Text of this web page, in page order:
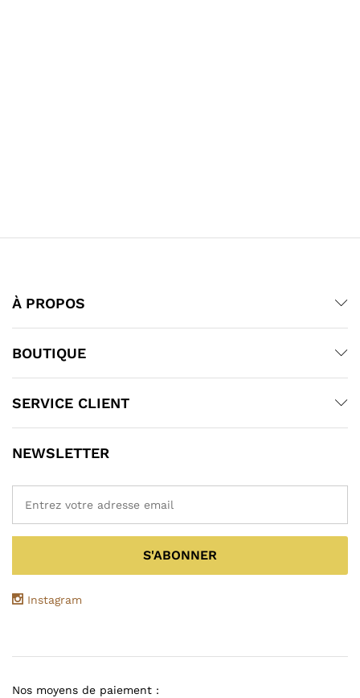
À PROPOS
BOUTIQUE
SERVICE CLIENT
NEWSLETTER
Instagram
Nos moyens de paiement :